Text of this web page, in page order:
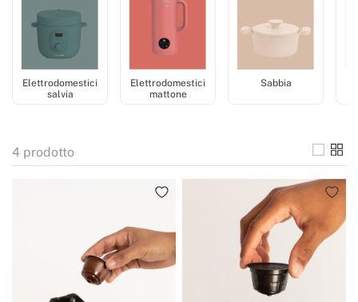
Elettrodomestici
salvia
Elettrodomestici
mattone
Sabbia
4 prodotto